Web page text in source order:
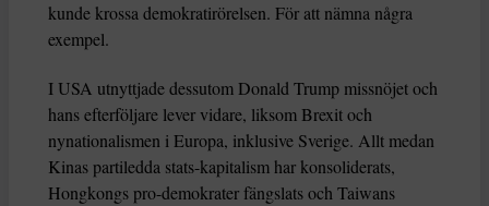
kunde krossa demokratirörelsen. För att nämna några
exempel.
I USA utnyttjade dessutom Donald Trump missnöjet och
hans efterföljare lever vidare, liksom Brexit och
nynationalismen i Europa, inklusive Sverige. Allt medan
Kinas partiledda stats-kapitalism har konsoliderats,
Hongkongs pro-demokrater fängslats och Taiwans